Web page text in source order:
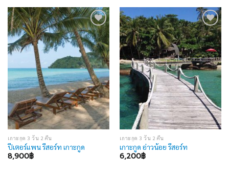
Add to
wishlist
เกาะกูด 3 วัน 2 คืน
ปีเตอร์แพน รีสอร์ท เกาะกูด
8,900฿
Add to
wishlist
เกาะกูด 3 วัน 2 คืน
เกาะกูด อ่าวน้อย รีสอร์ท
6,200฿